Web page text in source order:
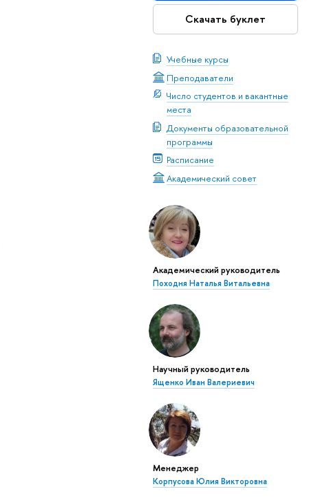
Скачать буклет
Учебные курсы
Преподаватели
Число студентов и вакантные
места
Документы образовательной
программы
Расписание
Академический совет
Академический руководитель
Походня Наталья Витальевна
Научный руководитель
Ященко Иван Валериевич
Менеджер
Корпусова Юлия Викторовна